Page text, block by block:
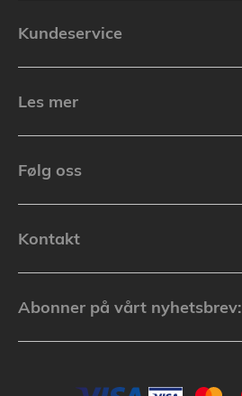
Kundeservice
Les mer
Følg oss
Kontakt
Abonner på vårt nyhetsbrev: